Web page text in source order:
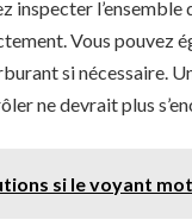
inspecter l’ensemble
Vous pouvez
si nécessaire.
ne devrait plus
si le voyant